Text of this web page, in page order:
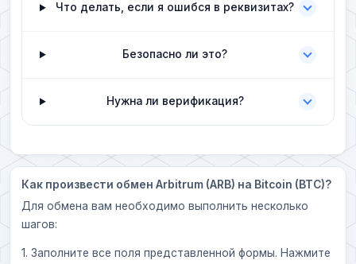
Что делать, если я ошибся в реквизитах?
Безопасно ли это?
Нужна ли верификация?
Как произвести обмен Arbitrum (ARB) на Bitcoin (BTC)?
Для обмена вам необходимо выполнить несколько
шагов:
1. Заполните все поля представленной формы. Нажмите